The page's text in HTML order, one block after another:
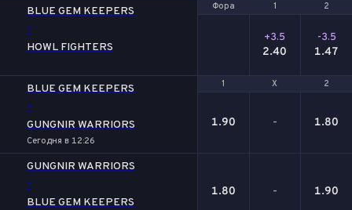
Фора 1 2
BLUE GEM KEEPERS
-
HOWL FIGHTERS
Фора 1 2
+3.5
2.40
-3.5
1.47
1 Х 2
BLUE GEM KEEPERS
-
GUNGNIR WARRIORS
Сегодня в 12:26
1 Х 2
1.90 - 1.80
GUNGNIR WARRIORS
-
BLUE GEM KEEPERS
1.80 - 1.90